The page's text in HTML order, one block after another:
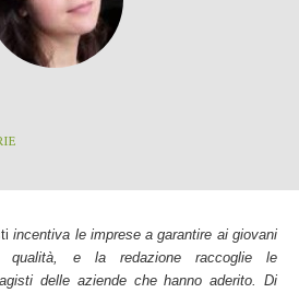
incentiva le imprese a garantire ai giovani
, e la redazione raccoglie le
delle aziende che hanno aderito.
Di